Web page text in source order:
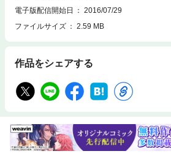
電子版配信開始日
2016/07/29
ファイルサイズ
2.59 MB
作品をシェアする